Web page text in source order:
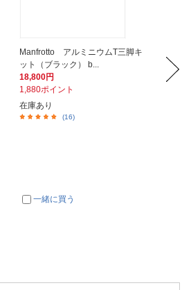
Manfrotto アルミニウムT三脚キ
ット（ブラック） b...
18,800円
1,880ポイント
在庫あり
(16)
一緒に買う
8N ブ
3,410円